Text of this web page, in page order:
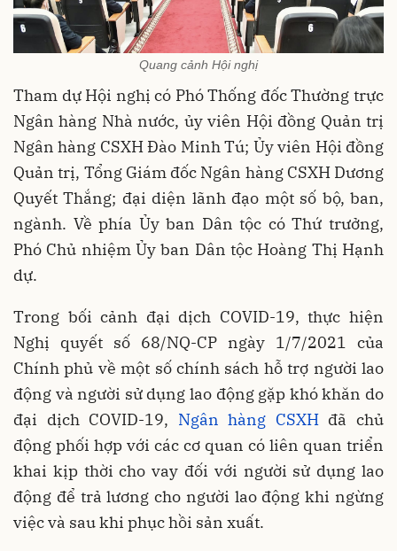
Quang cảnh Hội nghị
Tham dự Hội nghị có Phó Thống đốc Thường trực
Ngân hàng Nhà nước, ủy viên Hội đồng Quản trị
Ngân hàng CSXH Đào Minh Tú; Ủy viên Hội đồng
Quản trị, Tổng Giám đốc Ngân hàng CSXH Dương
Quyết Thắng; đại diện lãnh đạo một số bộ, ban,
ngành. Về phía Ủy ban Dân tộc có Thứ trưởng,
Phó Chủ nhiệm Ủy ban Dân tộc Hoàng Thị Hạnh
dự.
Trong bối cảnh đại dịch COVID-19, thực hiện
Nghị quyết số 68/NQ-CP ngày 1/7/2021 của
Chính phủ về một số chính sách hỗ trợ người lao
động và người sử dụng lao động gặp khó khăn do
đại dịch COVID-19, Ngân hàng CSXHđã chủ
động phối hợp với các cơ quan có liên quan triển
khai kịp thời cho vay đối với người sử dụng lao
động để trả lương cho người lao động khi ngừng
việc và sau khi phục hồi sản xuất.